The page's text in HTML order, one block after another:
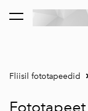
lisati ostukorvi.
Fliisil fototapeedid